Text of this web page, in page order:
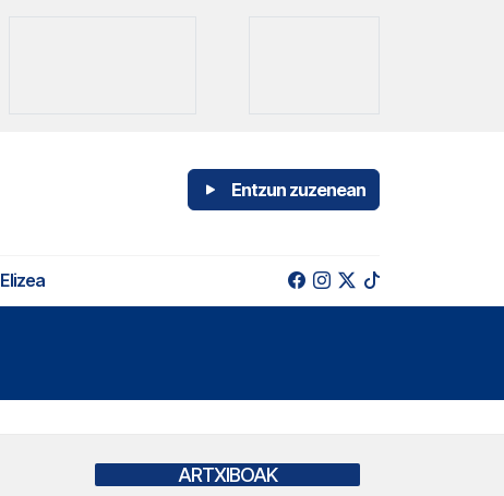
Entzun zuzenean
Elizea
ARTXIBOAK